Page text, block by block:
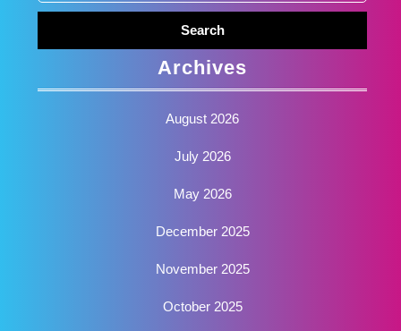
Archives
August 2026
July 2026
May 2026
December 2025
November 2025
October 2025